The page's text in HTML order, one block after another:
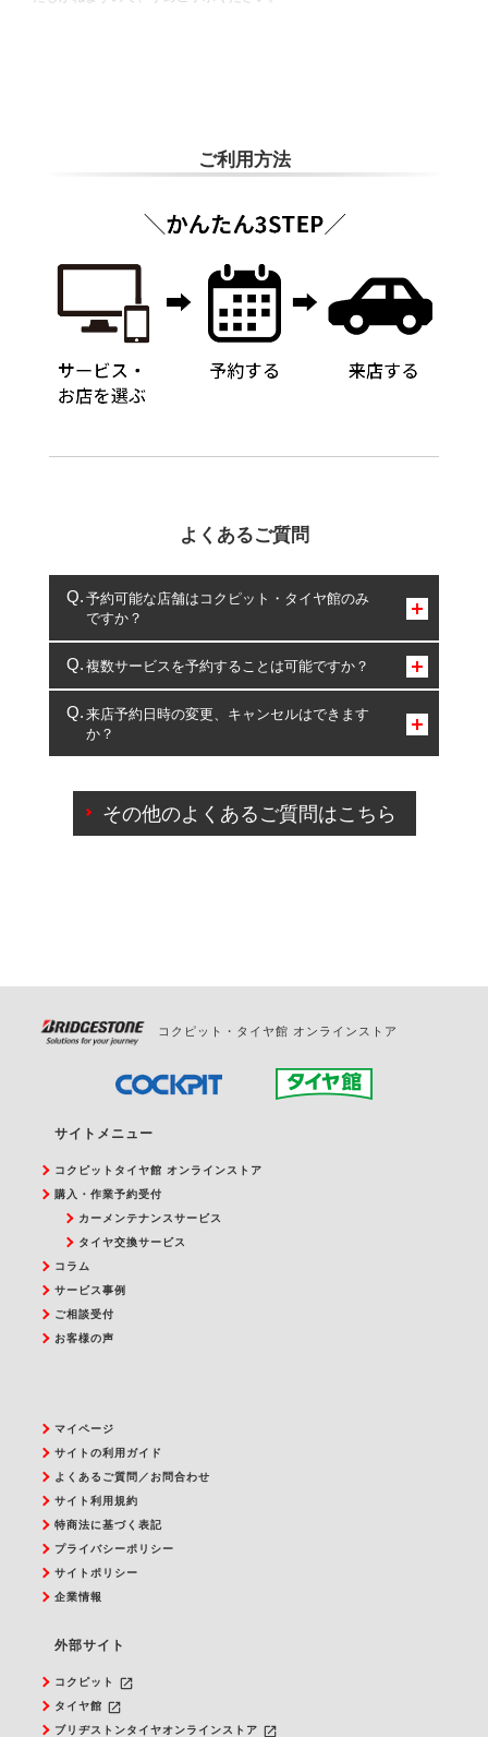
ご利用方法
よくあるご質問
予約可能な店舗はコクピット・タイヤ館のみ
ですか？
コクピット・タイヤ館のみとなります。
複数サービスを予約することは可能ですか？
複数サービスのご予約は可能です。
一部の商品・サービスの組み合わせに限り、同時にご予約が
出来ないものもございます。
来店予約日時の変更、キャンセルはできます
か？
ご来店予約日の3営業日前を過ぎている場合のご予約
の日時変更につきましては、直接ご予約の店舗まで
その他のよくあるご質問はこちら
コクピット・タイヤ館 オンラインストア
サイトメニュー
コクピットタイヤ館 オンラインストア
購入・作業予約受付
カーメンテナンスサービス
タイヤ交換サービス
コラム
サービス事例
ご相談受付
お客様の声
マイページ
サイトの利用ガイド
よくあるご質問／お問合わせ
サイト利用規約
特商法に基づく表記
プライバシーポリシー
サイトポリシー
企業情報
外部サイト
コクピット launch
タイヤ館 launch
ブリヂストンタイヤオンラインストア launch